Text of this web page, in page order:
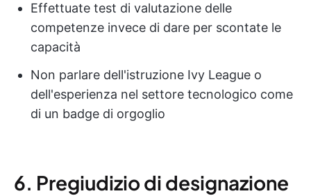
Effettuate test di valutazione delle
competenze invece di dare per scontate le
capacità
Non parlare dell'istruzione Ivy League o
dell'esperienza nel settore tecnologico come
di un badge di orgoglio
6. Pregiudizio di designazione